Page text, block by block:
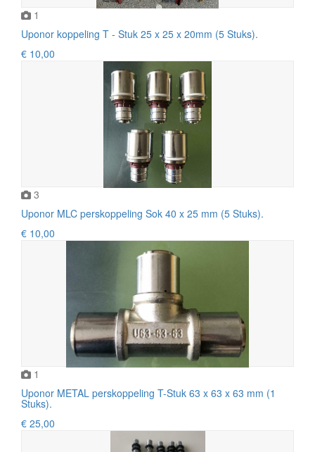
1
Uponor koppeling T - Stuk 25 x 25 x 20mm (5 Stuks).
€ 10,00
3
Uponor MLC perskoppeling Sok 40 x 25 mm (5 Stuks).
€ 10,00
1
Uponor METAL perskoppeling T-Stuk 63 x 63 x 63 mm (1
Stuks).
€ 25,00